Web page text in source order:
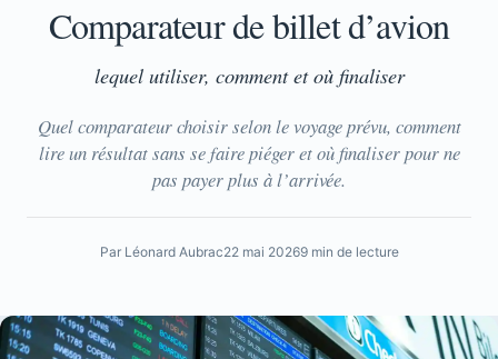
Comparateur de billet d’avion
lequel utiliser, comment et où finaliser
Quel comparateur choisir selon le voyage prévu, comment
lire un résultat sans se faire piéger et où finaliser pour ne
pas payer plus à l’arrivée.
Par Léonard Aubrac22 mai 20269 min de lecture